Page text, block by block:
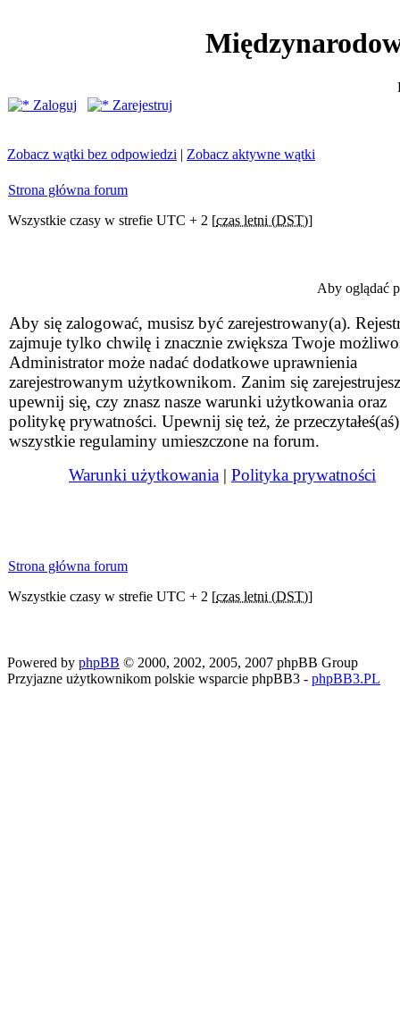
Zaloguj
Zarejestruj
Zobacz wątki bez odpowiedzi | Zobacz aktywne wątki
Strona główna forum
Wszystkie czasy w strefie UTC + 2 [czas letni (DST)]
Aby oglądać
Aby się zalogować, musisz być zarejestrowany(a).
zajmuje tylko chwilę i znacznie zwiększa Twoje
Administrator może nadać dodatkowe uprawnienia
zarejestrowanym użytkownikom. Zanim się
upewnij się, czy znasz nasze warunki użytkowania oraz
politykę prywatności. Upewnij się też, że przeczytałeś(aś)
wszystkie regulaminy umieszczone na forum.
Warunki użytkowania | Polityka prywatności
Strona główna forum
Wszystkie czasy w strefie UTC + 2 [czas letni (DST)]
Powered by phpBB © 2000, 2002, 2005, 2007 phpBB Group
Przyjazne użytkownikom polskie wsparcie phpBB3 - phpBB3.PL